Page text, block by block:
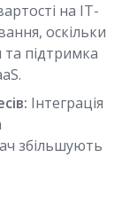
на IT-
оскільки
та підтримка
Інтеграція
збільшують